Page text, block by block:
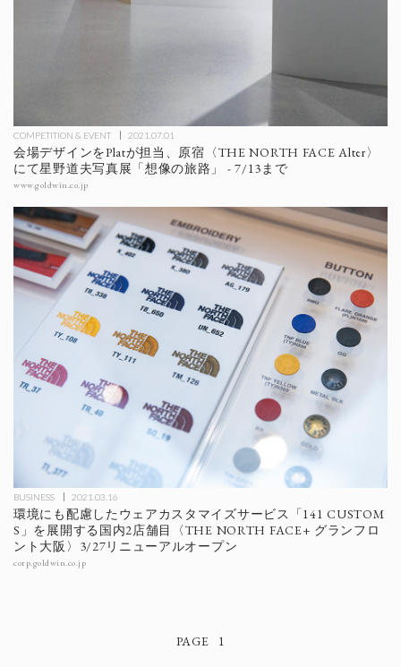
COMPETITION & EVENT 2021.07.01
会場デザインをPlatが担当、原宿〈THE NORTH FACE Alter〉
にて星野道夫写真展「想像の旅路」 - 7/13まで
www.goldwin.co.jp
BUSINESS 2021.03.16
環境にも配慮したウェアカスタマイズサービス「141 CUSTOM
S」を展開する国内2店舗目〈THE NORTH FACE+ グランフロ
ント大阪〉3/27リニューアルオープン
corp.goldwin.co.jp
1